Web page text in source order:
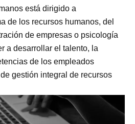
está dirigido a
de los recursos humanos, del
de empresas o psicología
a desarrollar el talento, la
de los empleados
gestión integral de recursos